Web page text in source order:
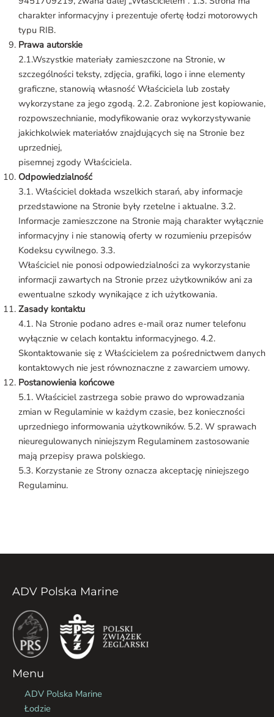
charakter informacyjny i prezentuje ofertę łodzi motorowych
typu RIB.
Prawa autorskie
2.1.Wszystkie materiały zamieszczone na Stronie, w
szczególności teksty, zdjęcia, grafiki, logo i inne elementy
graficzne, stanowią własność Właściciela lub zostały
wykorzystane za jego zgodą. 2.2. Zabronione jest kopiowanie,
rozpowszechnianie, modyfikowanie oraz wykorzystywanie
jakichkolwiek materiałów znajdujących się na Stronie bez
uprzedniej,
pisemnej zgody Właściciela.
Odpowiedzialność
3.1. Właściciel dokłada wszelkich starań, aby informacje
przedstawione na Stronie były rzetelne i aktualne. 3.2.
Informacje zamieszczone na Stronie mają charakter wyłącznie
informacyjny i nie stanowią oferty w rozumieniu przepisów
Kodeksu cywilnego. 3.3.
Właściciel nie ponosi odpowiedzialności za wykorzystanie
informacji zawartych na Stronie przez użytkowników ani za
ewentualne szkody wynikające z ich użytkowania.
Zasady kontaktu
4.1. Na Stronie podano adres e-mail oraz numer telefonu
wyłącznie w celach kontaktu informacyjnego. 4.2.
Skontaktowanie się z Właścicielem za pośrednictwem danych
kontaktowych nie jest równoznaczne z zawarciem umowy.
Postanowienia końcowe
5.1. Właściciel zastrzega sobie prawo do wprowadzania
zmian w Regulaminie w każdym czasie, bez konieczności
uprzedniego informowania użytkowników. 5.2. W sprawach
nieuregulowanych niniejszym Regulaminem zastosowanie
mają przepisy prawa polskiego.
5.3. Korzystanie ze Strony oznacza akceptację niniejszego
Regulaminu.
ADV Polska Marine
Menu
ADV Polska Marine
Łodzie